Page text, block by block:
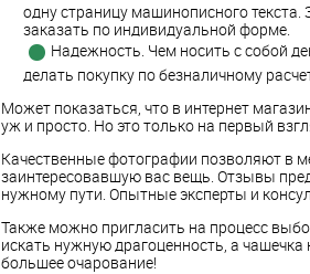
одну страницу машинописного текста.
заказать по индивидуальной форме.
Надежность. Чем носить с собой
делать покупку по безналичному
Может показаться, что в интернет
уж и просто. Но это только на первый
Качественные фотографии позволяют в
заинтересовавшую вас вещь. Отзывы
нужному пути. Опытные эксперты и
Также можно пригласить на процесс
искать нужную драгоценность, а
большее очарование!